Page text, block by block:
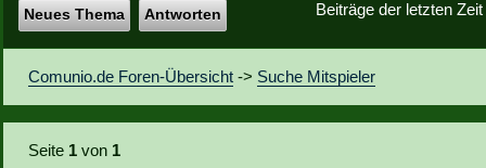
Beiträge der letzten
Neues Thema Antworten
Comunio.de Foren-Übersicht -> Suche Mitspieler
Seite 1 von 1